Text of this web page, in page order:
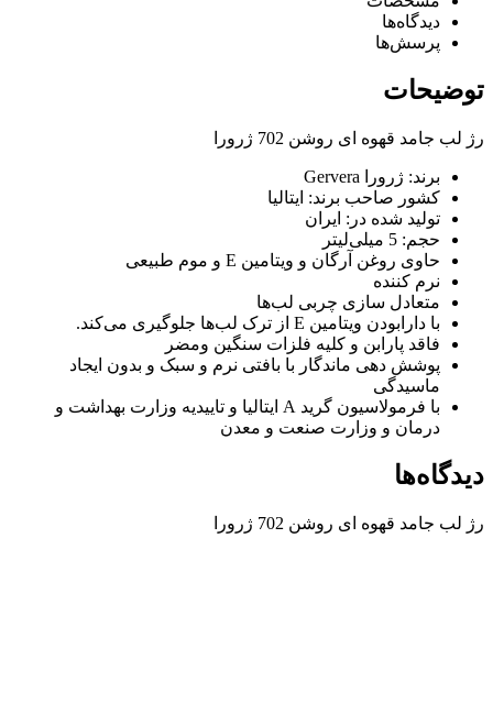
دیدگاه‌ها
پرسش‌ها
توضیحات
رژ لب جامد قهوه ای روشن 702 ژرورا
برند: ژرورا Gervera
کشور صاحب برند: ایتالیا
تولید شده در: ایران
حجم: 5 میلی‌لیتر
حاوی روغن آرگان و ویتامین E و موم طبیعی
نرم کننده
متعادل سازی چربی لب‌ها
با دارابودن ویتامین E از ترک لب‌ها جلوگیری می‌کند.
فاقد پارابن و کلیه فلزات سنگین ومضر
پوشش دهی ماندگار با بافتی نرم و سبک و بدون ایجاد
ماسیدگی
با فرمولاسیون گرید A ایتالیا و تاییدیه وزارت بهداشت و
درمان و وزارت صنعت و معدن
دیدگاه‌ها
رژ لب جامد قهوه ای روشن 702 ژرورا